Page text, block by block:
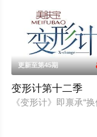
更新至第45期
变形计第十二季
《变形计》即禀承“